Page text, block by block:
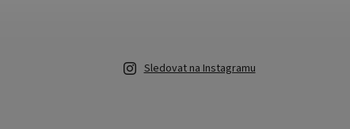
Sledovat na Instagramu